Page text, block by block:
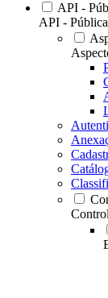
API -
API - Pública